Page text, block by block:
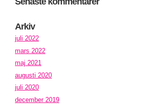
Arkiv
juli 2022
mars 2022
maj 2021
augusti 2020
juli 2020
december 2019